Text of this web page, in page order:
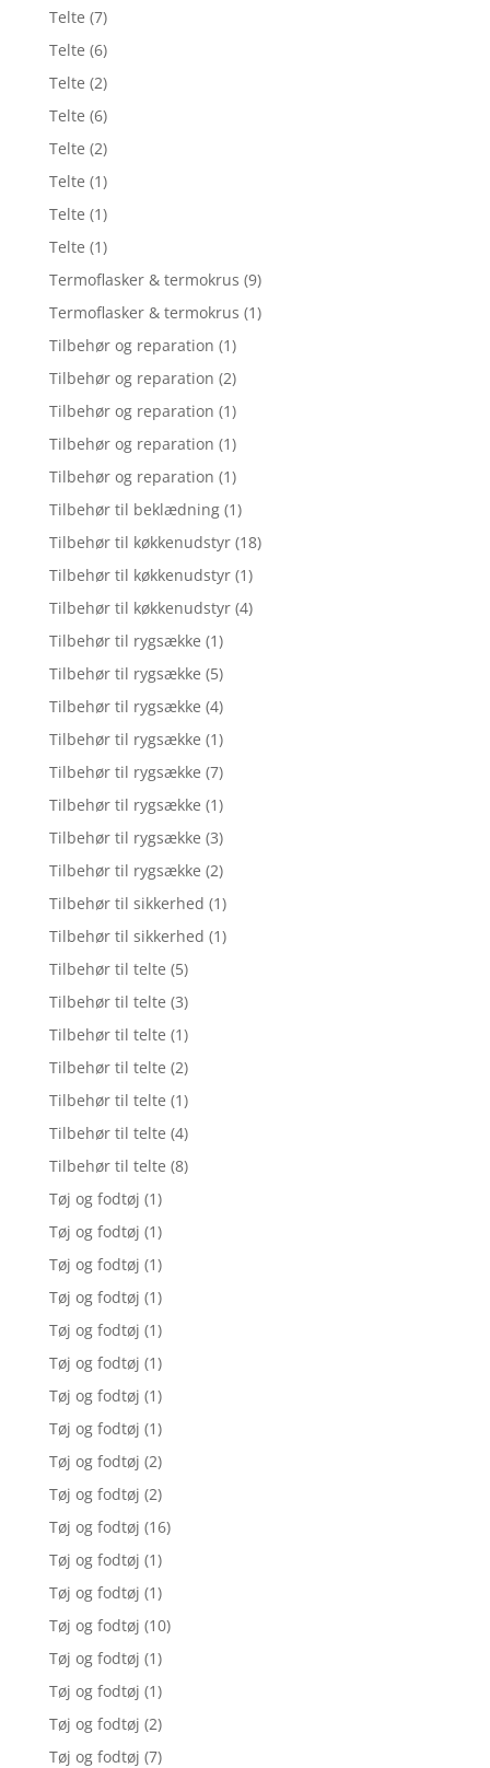
Telte (7)
Telte (6)
Telte (2)
Telte (6)
Telte (2)
Telte (1)
Telte (1)
Telte (1)
Termoflasker & termokrus (9)
Termoflasker & termokrus (1)
Tilbehør og reparation (1)
Tilbehør og reparation (2)
Tilbehør og reparation (1)
Tilbehør og reparation (1)
Tilbehør og reparation (1)
Tilbehør til beklædning (1)
Tilbehør til køkkenudstyr (18)
Tilbehør til køkkenudstyr (1)
Tilbehør til køkkenudstyr (4)
Tilbehør til rygsække (1)
Tilbehør til rygsække (5)
Tilbehør til rygsække (4)
Tilbehør til rygsække (1)
Tilbehør til rygsække (7)
Tilbehør til rygsække (1)
Tilbehør til rygsække (3)
Tilbehør til rygsække (2)
Tilbehør til sikkerhed (1)
Tilbehør til sikkerhed (1)
Tilbehør til telte (5)
Tilbehør til telte (3)
Tilbehør til telte (1)
Tilbehør til telte (2)
Tilbehør til telte (1)
Tilbehør til telte (4)
Tilbehør til telte (8)
Tøj og fodtøj (1)
Tøj og fodtøj (1)
Tøj og fodtøj (1)
Tøj og fodtøj (1)
Tøj og fodtøj (1)
Tøj og fodtøj (1)
Tøj og fodtøj (1)
Tøj og fodtøj (1)
Tøj og fodtøj (2)
Tøj og fodtøj (2)
Tøj og fodtøj (16)
Tøj og fodtøj (1)
Tøj og fodtøj (1)
Tøj og fodtøj (10)
Tøj og fodtøj (1)
Tøj og fodtøj (1)
Tøj og fodtøj (2)
Tøj og fodtøj (7)